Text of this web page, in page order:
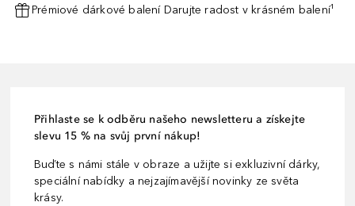
Prémiové dárkové balení Darujte radost v krásném balení¹
Přihlaste se k odběru našeho newsletteru a získejte
slevu 15 % na svůj první nákup!
Buďte s námi stále v obraze a užijte si exkluzivní dárky,
speciální nabídky a nejzajímavější novinky ze světa
krásy.